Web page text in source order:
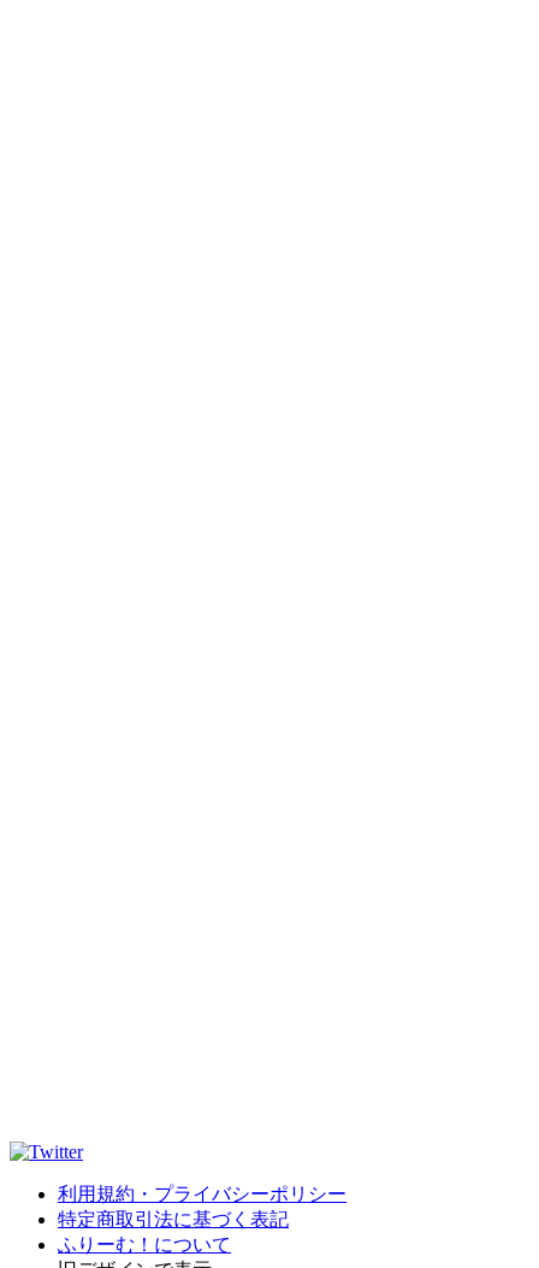
利用規約・プライバシーポリシー
特定商取引法に基づく表記
ふりーむ！について